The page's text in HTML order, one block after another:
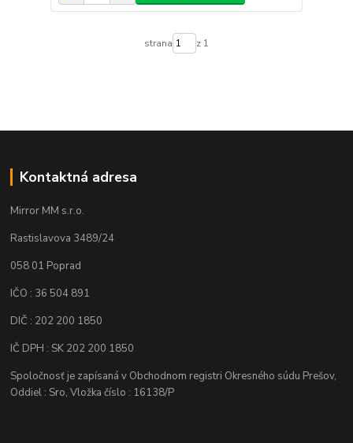
strana z 1
Kontaktná adresa
Mirror MM s.r.o.
Rastislavova 3489/24
058 01 Poprad
IČO : 36 504 891
DIČ : 202 200 1850
IČ DPH : SK 202 200 1850
Spoločnosť je zapísaná v Obchodnom registri Okresného súdu Prešov,
Oddiel : Sro, Vložka číslo : 16138/P